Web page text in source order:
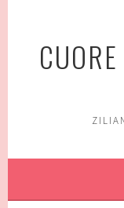
contenuto